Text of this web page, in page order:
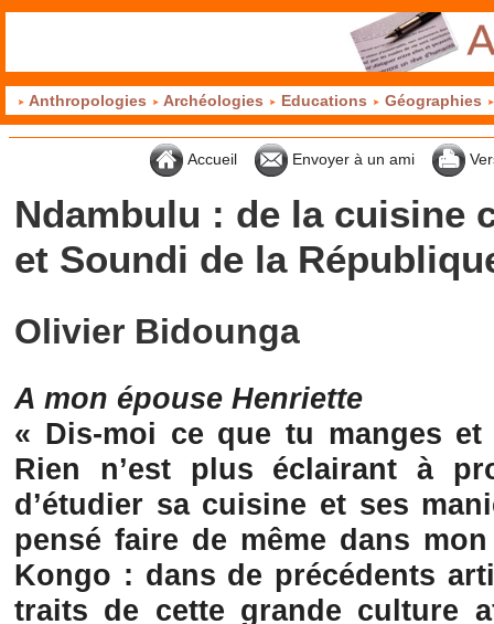
Anthropologies Archéologies Educations Géographies
Accueil Envoyer à un ami
Ndambulu : de la cuisine
et Soundi de la
Olivier Bidounga
A mon épouse Henriette
« Dis-moi ce que tu manges
Rien n’est plus éclairant à
d’étudier sa cuisine et ses
pensé faire de même dans
Kongo : dans de précédents
traits de cette grande culture